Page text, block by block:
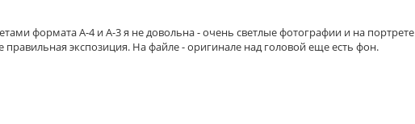
формата А-4 и А-3 я не довольна - очень светлые фотографии и на портрете
экспозиция. На файле - оригинале над головой еще есть фон.